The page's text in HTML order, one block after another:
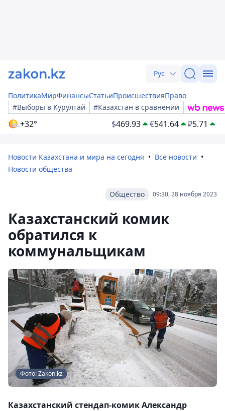
Рус
ПолитикаМирФинансыСтатьиПроисшествияПраво
#Выборы в Курултай
#Казахстан в сравнении
+32° $469.93 €541.64 ₽5.71
Новости Казахстана и мира на сегодня
Все новости
Новости общества
09:30, 28 ноября 2023
Общество
Казахстанский комик
обратился к
коммунальщикам
Фото: Zakon.kz
Казахстанский стендап-комик Александр